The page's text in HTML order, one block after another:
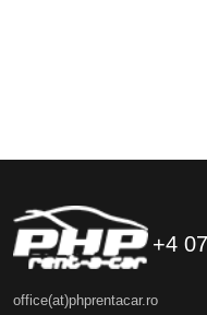
+4
office(at)phprentacar.ro